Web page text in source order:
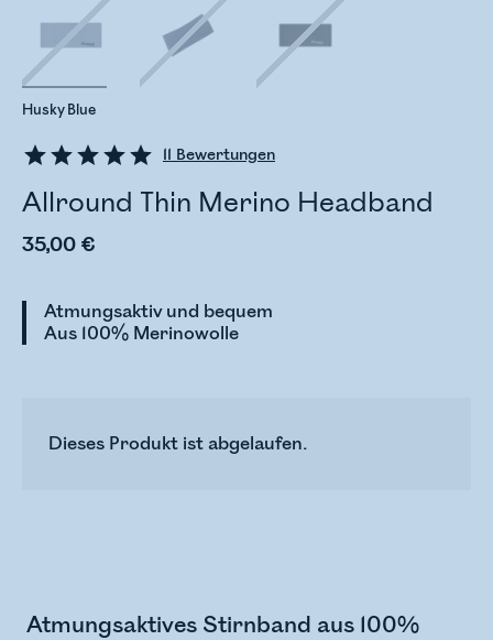
11 Bewertungen
Allround Thin Merino Headband
35,00 €
Atmungsaktiv und bequem
Aus 100% Merinowolle
Husky Blue
Dieses Produkt ist abgelaufen.
Atmungsaktives Stirnband aus 100%